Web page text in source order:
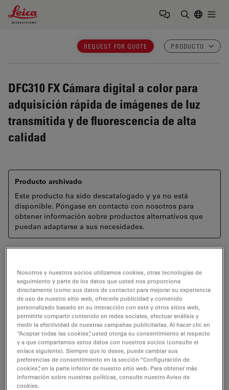
Leica Microsystems Logo
REQUEST FOR QUOTE PRODUCTO
DFC310 FX Cámara digital a color para
adquisición rápida de imágenes de luz
transmitida y de fluorescencia de alta
calidad
Producto archivado
Este producto ha sido descatalogado y ya no está
disponible. Póngase en contacto con nosotros para
obtener información sobre productos alternativos que
puedan adaptarse a sus necesidades.
La <link products microscope-cameras
microscope>cámara digital a color Leica DFC310 FXde
1,4 megapíxelesestá diseñada para las exigentes
aplicaciones deluz transmitiday fluorescencia en
biología celular, biología del desarrollo y medicina.
La refrigeración por Peltier de los elementos del sensor
en la cámara creaimágenes sin ruidoincluso en
muestras poco luminosas. Diversos modos de
adquisición, como el binning (agrupación), permiten
Nosotros y nuestros socios utilizamos cookies, otras tecnologías de
seguimiento y parte de los datos que usted nos proporciona
directamente (como sus datos de contacto) para mejorar su experiencia
de uso de nuestro sitio web, ofrecerle publicidad y contenido
personalizado basado en su interacción con este y otros sitios web,
permitirle compartir contenido en redes sociales, efectuar análisis y
medir la efectividad de nuestras campañas publicitarias. Al hacer clic en
“Aceptar todas las cookies”, usted otorga su consentimiento al respecto
y a que compartamos estos datos con nuestros socios (consulte el
enlace siguiente). Siempre que lo desee, puede cambiar sus
preferencias de consentimiento en la sección “Configuración de
cookies”, en la parte inferior de nuestro sitio web. Para obtener más
información sobre nuestras políticas, consulte nuestro Aviso de
cookies.